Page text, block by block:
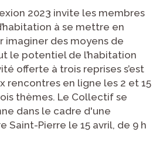
2023 invite les membres
à se mettre en
imaginer des moyens de
le potentiel de l’habitation
offerte à trois reprises s’est
rencontres en ligne les 2 et 15
thèmes. Le Collectif se
dans le cadre d'une
Saint-Pierre le 15 avril, de 9 h